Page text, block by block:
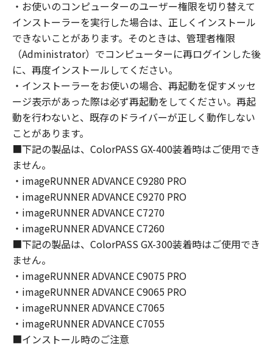
きます。
(3) 上記(1)および(2)に定める場合を除き、キヤ
ノンまたはキヤノンのライセンサーのいかなる
知的財産権も、明示たると黙示たるとを問わ
ず、本契約書によってお客様に譲渡あるいは許
諾されるものではありません。
２．制限
(1) お客様は、再使用許諾、譲渡、販売、頒
布、リースもしくは貸与その他の方法により、
第三者に「本ソフトウェア」を使用させること
はできません。
(2) お客様は、「本ソフトウェア」の全部また
は一部を修正、改変、逆コンパイル、逆アセン
ブル、その他リバースエンジニアリング等する
ことはできません。また第三者にこのような行
為をさせてはなりません。
３．著作権表示
お客様は、「本ソフトウェア」に含まれるキヤ
ノンまたはキヤノンのライセンサーの著作権表
示を変更し、除去しもしくは削除してはなりま
せん。
・お使いのコンピューターのユーザー権限を切り替えて
インストーラーを実行した場合は、正しくインストール
できないことがあります。そのときは、管理者権限
（Administrator）でコンピューターに再ログインした後
に、再度インストールしてください。
・インストーラーをお使いの場合、再起動を促すメッセ
ージ表示があった際は必ず再起動をしてください。再起
動を行わないと、既存のドライバーが正しく動作しない
ことがあります。
■下記の製品は、ColorPASS GX-400装着時はご使用でき
ません。
・imageRUNNER ADVANCE C9280 PRO
・imageRUNNER ADVANCE C9270 PRO
・imageRUNNER ADVANCE C7270
・imageRUNNER ADVANCE C7260
■下記の製品は、ColorPASS GX-300装着時はご使用でき
ません。
・imageRUNNER ADVANCE C9075 PRO
・imageRUNNER ADVANCE C9065 PRO
・imageRUNNER ADVANCE C7065
・imageRUNNER ADVANCE C7055
■インストール時のご注意